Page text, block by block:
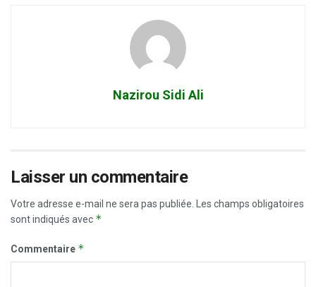
Nazirou Sidi Ali
Laisser un commentaire
Votre adresse e-mail ne sera pas publiée.
Les champs obligatoires
sont indiqués avec *
Commentaire *